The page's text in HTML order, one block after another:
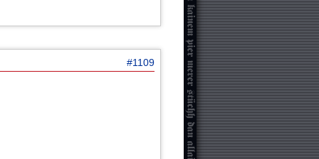
#1109